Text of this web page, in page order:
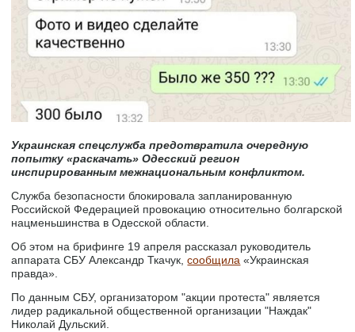
Украинская спецслужба предотвратила очередную
попытку «раскачать» Одесский регион
инспирированным межнациональным конфликтом.
Служба безопасности блокировала запланированную
Российской Федерацией провокацию относительно болгарской
нацменьшинства в Одесской области.
Об этом на брифинге 19 апреля рассказал руководитель
аппарата СБУ Александр Ткачук,сообщила «Украинская
правда».
По данным СБУ, организатором "акции протеста" является
лидер радикальной общественной организации "Наждак"
Николай Дульский.